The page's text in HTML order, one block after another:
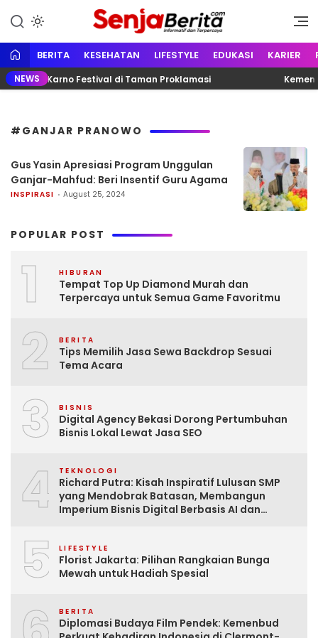
konten
Senja Berita
Portal media berita online yang
informatif, edukatif dan
terpercaya
BERITA KESEHATAN LIFESTYLE EDUKASI KARIER
NEWS
Bung Karno Festival di Taman Proklamasi
#GANJAR PRANOWO
Gus Yasin Apresiasi Program Unggulan
Ganjar-Mahfud: Beri Insentif Guru Agama
INSPIRASI August 25, 2024
POPULAR POST
1 HIBURAN
Tempat Top Up Diamond Murah dan
Terpercaya untuk Semua Game Favoritmu
2 BERITA
Tips Memilih Jasa Sewa Backdrop Sesuai
Tema Acara
3 BISNIS
Digital Agency Bekasi Dorong Pertumbuhan
Bisnis Lokal Lewat Jasa SEO
4 TEKNOLOGI
Richard Putra: Kisah Inspiratif Lulusan SMP
yang Mendobrak Batasan, Membangun
Imperium Bisnis Digital Berbasis AI dan
5 LIFESTYLE
Florist Jakarta: Pilihan Rangkaian Bunga
Mewah untuk Hadiah Spesial
BERITA
Diplomasi Budaya Film Pendek: Kemenbud